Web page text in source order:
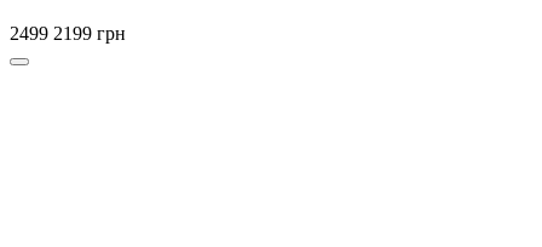
2499 2199 грн